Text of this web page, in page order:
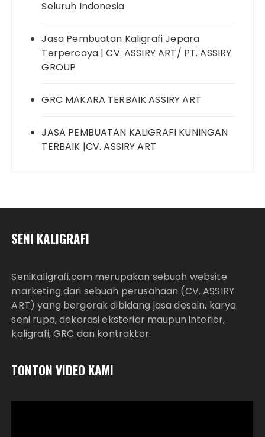
Seluruh Indonesia
Jasa Pembuatan Kaligrafi Jepara
Terpercaya | CV. ASSIRY ART/ PT. ASSIRY
GROUP
GRC MAKARA TERBAIK ASSIRY ART
JASA PEMBUATAN KALIGRAFI KUNINGAN
TERBAIK |CV. ASSIRY ART
SENI KALIGRAFI
SeniKaligrafi.com merupakan sebuah website
marketing dari sebuah perusahaan (CV. ASSIRY
ART) yang bergerak dibidang jasa desain, karya
seni rupa, dekorasi eksterior maupun interior,
kaligrafi, GRC dan kontraktor.
TONTON VIDEO KAMI